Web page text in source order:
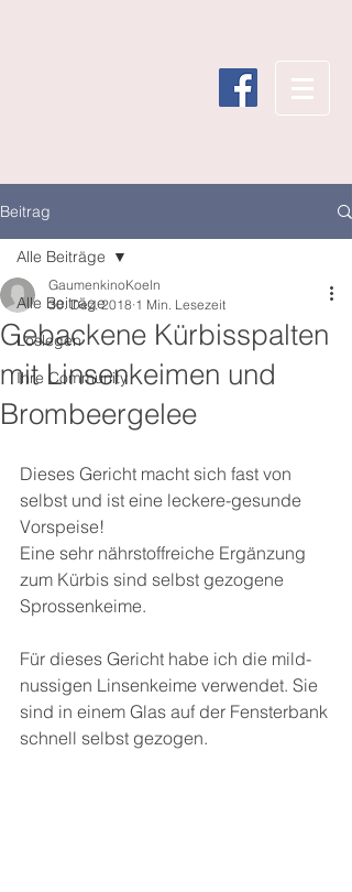
Beitrag
Alle Beiträge
Loslegen
Ihre Community
Alle Beiträge
Gebackene Kürbisspalten
mit Linsenkeimen und
Brombeergelee
GaumenkinoKoeln
30. Dez. 2018 1 Min. Lesezeit
Dieses Gericht macht sich fast von
selbst und ist eine leckere-gesunde
Vorspeise!
Eine sehr nährstoffreiche Ergänzung
zum Kürbis sind selbst gezogene
Sprossenkeime.
Für dieses Gericht habe ich die mild-
nussigen Linsenkeime verwendet. Sie
sind in einem Glas auf der Fensterbank
schnell selbst gezogen.